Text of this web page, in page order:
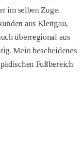
im selben Zuge.
aus Klettgau,
überregional aus
Mein bescheidenes
Fußbereich